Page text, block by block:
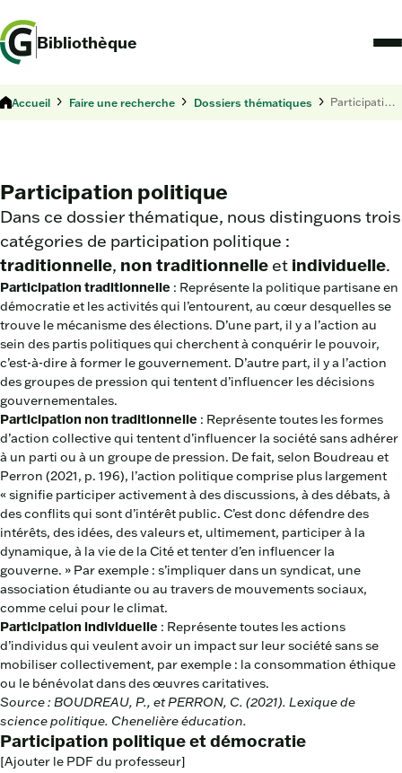
Bibliothèque
Accueil Faire une recherche Dossiers thématiques Participation politique
Participation politique
Dans ce dossier thématique, nous distinguons trois
catégories de participation politique :
traditionnelle, non traditionnelle et individuelle.
Participation traditionnelle : Représente la politique partisane en
démocratie et les activités qui l’entourent, au cœur desquelles se
trouve le mécanisme des élections. D’une part, il y a l’action au
sein des partis politiques qui cherchent à conquérir le pouvoir,
c’est-à-dire à former le gouvernement. D’autre part, il y a l’action
des groupes de pression qui tentent d’influencer les décisions
gouvernementales.
Participation non traditionnelle : Représente toutes les formes
d’action collective qui tentent d’influencer la société sans adhérer
à un parti ou à un groupe de pression. De fait, selon Boudreau et
Perron (2021, p. 196), l’action politique comprise plus largement
« signifie participer activement à des discussions, à des débats, à
des conflits qui sont d’intérêt public. C’est donc défendre des
intérêts, des idées, des valeurs et, ultimement, participer à la
dynamique, à la vie de la Cité et tenter d’en influencer la
gouverne. » Par exemple : s’impliquer dans un syndicat, une
association étudiante ou au travers de mouvements sociaux,
comme celui pour le climat.
Participation individuelle : Représente toutes les actions
d’individus qui veulent avoir un impact sur leur société sans se
mobiliser collectivement, par exemple : la consommation éthique
ou le bénévolat dans des œuvres caritatives.
Source : BOUDREAU, P., et PERRON, C. (2021). Lexique de
science politique. Chenelière éducation.
Participation politique et démocratie
[Ajouter le PDF du professeur]